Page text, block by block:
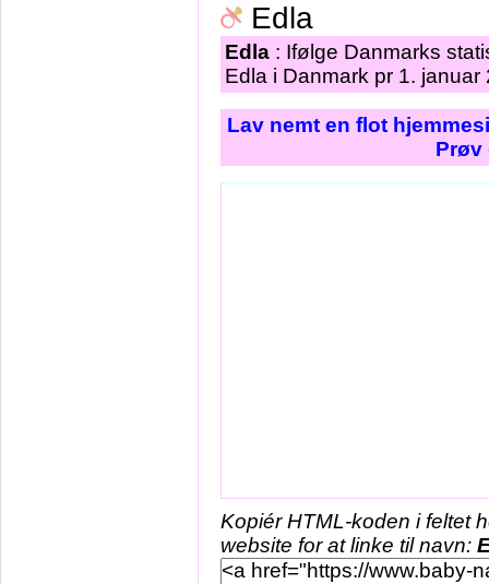
Edla
Edla : Ifølge Danmarks
Edla i Danmark pr 1. januar
Lav nemt en flot
Prøv
Kopiér HTML-koden i feltet
website for at linke til navn: